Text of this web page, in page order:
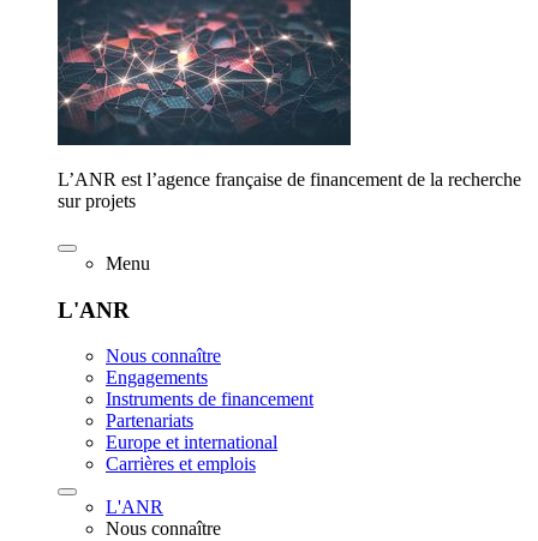
L’ANR est l’agence française de financement de la recherche
sur projets
Menu
L'ANR
Nous connaître
Engagements
Instruments de financement
Partenariats
Europe et international
Carrières et emplois
L'ANR
Nous connaître